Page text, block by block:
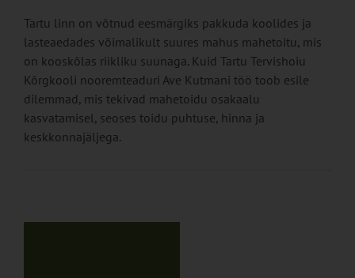
Tartu linn on võtnud eesmärgiks pakkuda koolides ja
lasteaedades võimalikult suures mahus mahetoitu, mis
on kooskõlas riikliku suunaga. Kuid Tartu Tervishoiu
Kõrgkooli nooremteaduri Ave Kutmani töö toob esile
dilemmad, mis tekivad mahetoidu osakaalu
kasvatamisel, seoses toidu puhtuse, hinna ja
keskkonnajäljega.